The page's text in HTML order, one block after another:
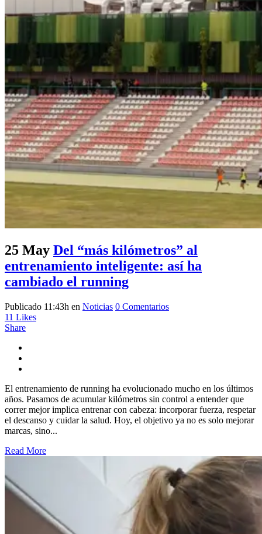
25 May Del “más kilómetros” al
entrenamiento inteligente: así ha
cambiado el running
Publicado 11:43h en Noticias 0 Comentarios
11 Likes
Share
El entrenamiento de running ha evolucionado mucho en los últimos
años. Pasamos de acumular kilómetros sin control a entender que
correr mejor implica entrenar con cabeza: incorporar fuerza, respetar
el descanso y cuidar la salud. Hoy, el objetivo ya no es solo mejorar
marcas, sino...
Read More